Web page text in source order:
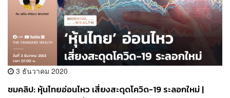
3 ธันวาคม 2020
ชมคลิป: หุ้นไทยอ่อนไหว เสี่ยงสะดุดโควิด-19 ระลอกใหม่ |